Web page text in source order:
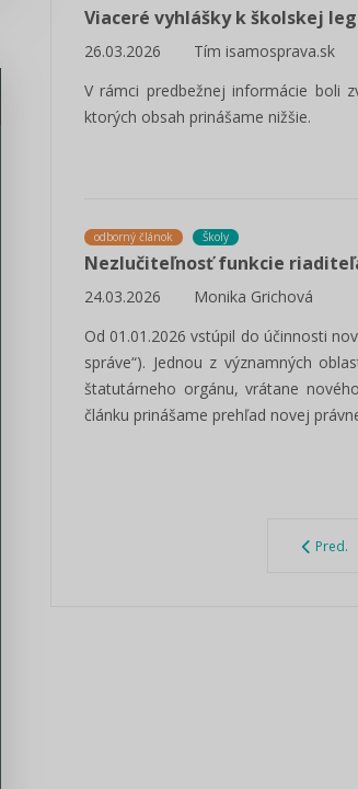
Viaceré vyhlášky k školskej
26.03.2026
Tím isamosprava.sk
V rámci predbežnej informácie boli
ktorých obsah prinášame nižšie.
odborný článok Školy
Nezlučiteľnosť funkcie
24.03.2026
Monika Grichová
Od 01.01.2026 vstúpil do účinnosti
správe“). Jednou z významných
štatutárneho orgánu, vrátane
článku prinášame prehľad novej
Pred.